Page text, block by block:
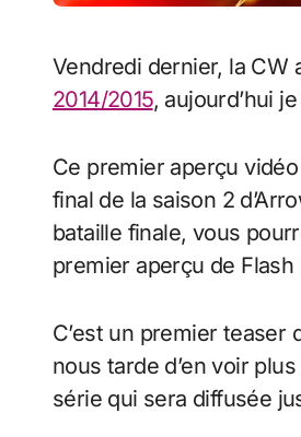
Vendredi dernier, la
2014/2015, aujourd’hui
Ce premier aperçu
final de la saison 2
bataille finale, vous
premier aperçu de
C’est un premier teaser
nous tarde d’en voir
série qui sera diffusée